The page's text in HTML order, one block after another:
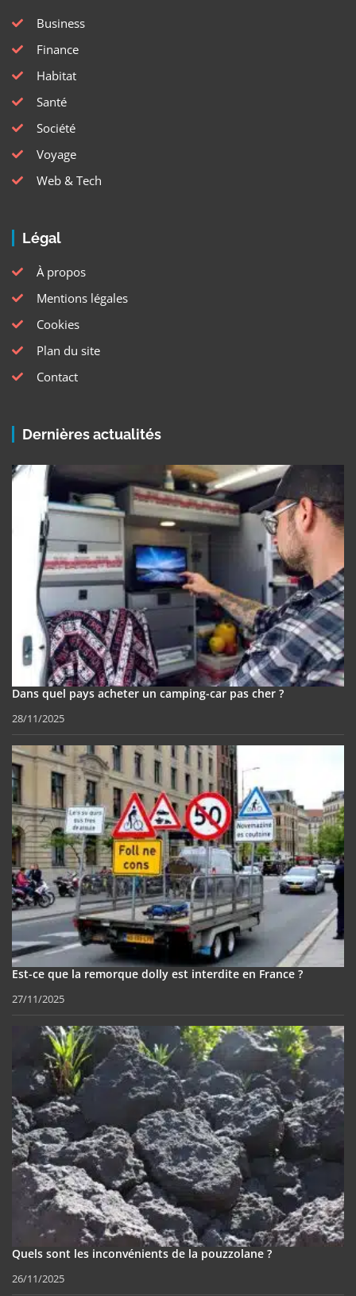
Business
Finance
Habitat
Santé
Société
Voyage
Web & Tech
Légal
À propos
Mentions légales
Cookies
Plan du site
Contact
Dernières actualités
Dans quel pays acheter un camping-car pas cher ?
28/11/2025
Est-ce que la remorque dolly est interdite en France ?
27/11/2025
Quels sont les inconvénients de la pouzzolane ?
26/11/2025